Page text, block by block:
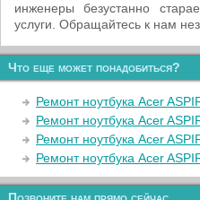
инженеры безустанно
услуги. Обращайтесь к нам
Что еще может понадобиться?
Ремонт ноутбука Acer
Ремонт ноутбука Acer
Ремонт ноутбука Acer
Ремонт ноутбука Acer